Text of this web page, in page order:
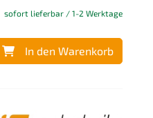
sofort lieferbar / 1-2 Werktage
In den Warenkorb